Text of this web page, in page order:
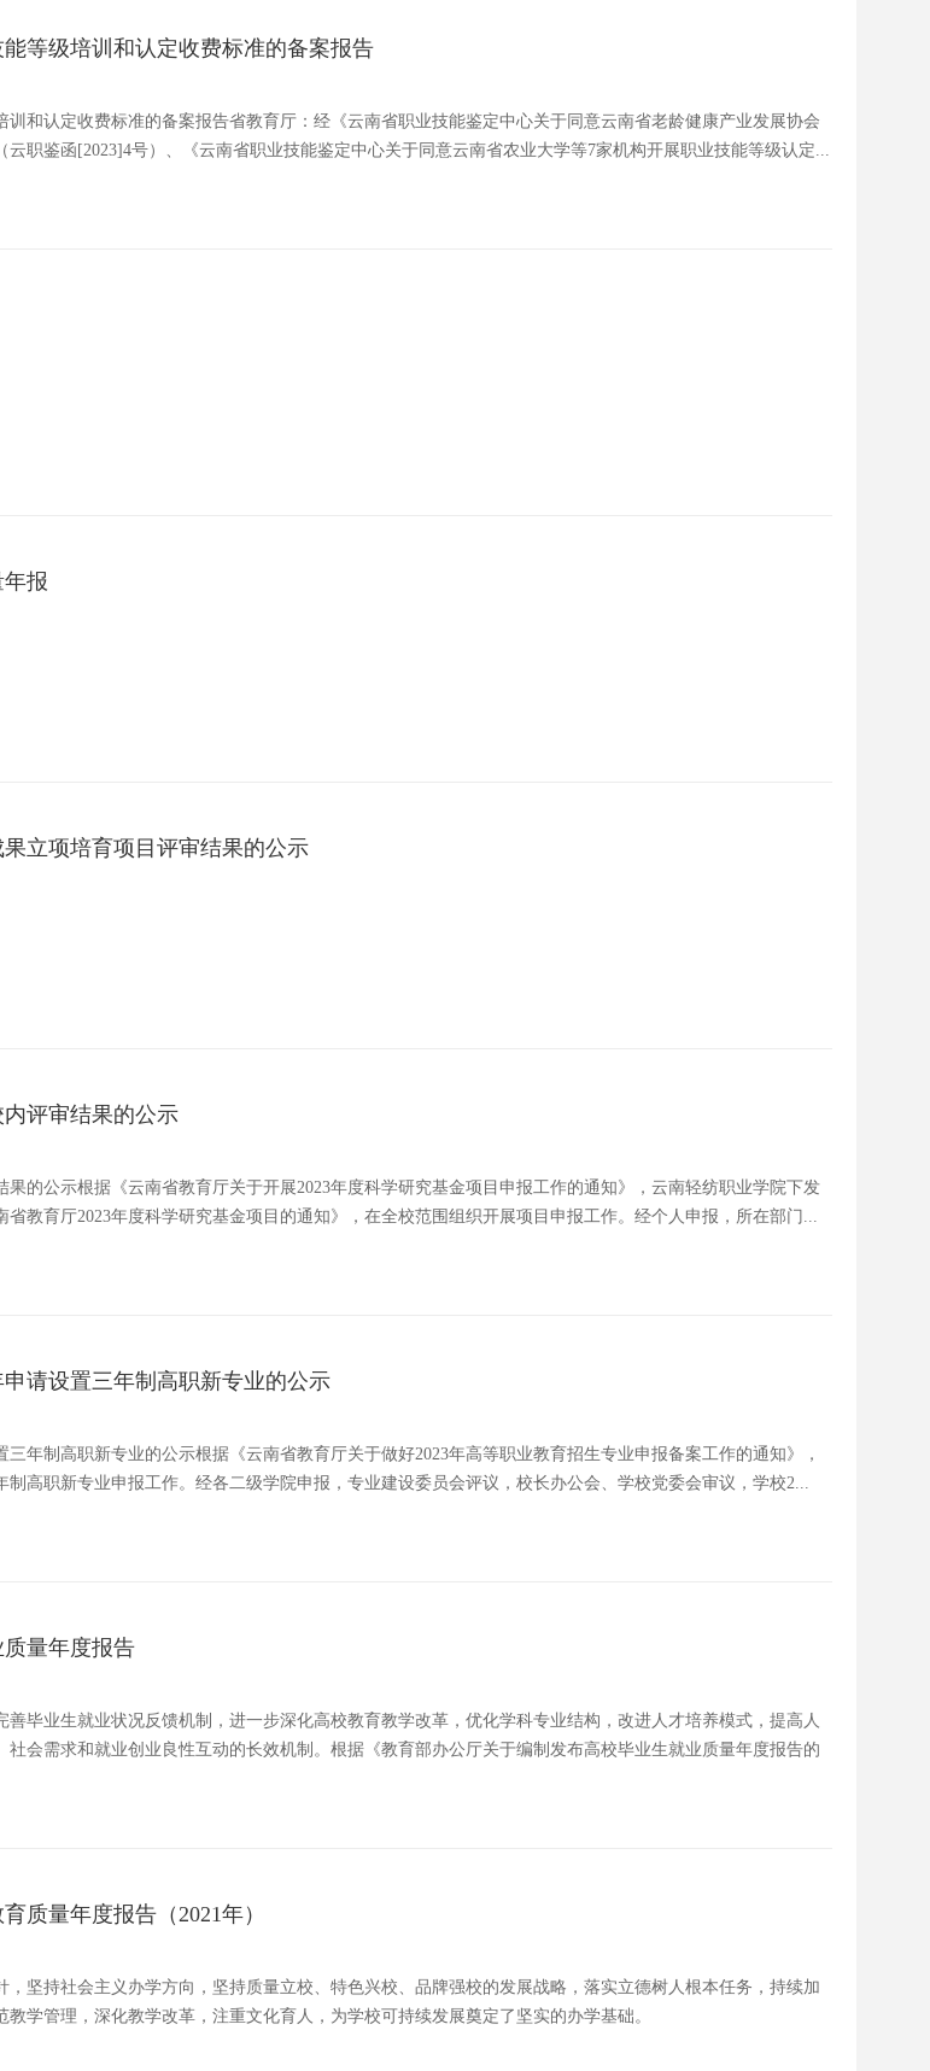
等级培训和认定收费标准的备案报告
和认定收费标准的备案报告省教育厅：经《云南省职业技能鉴定中心关于同意云南省老龄健康产业发展协会
云职鉴函[2023]4号）、《云南省职业技能鉴定中心关于同意云南省农业大学等7家机构开展职业技能等级认定...
报
立项培育项目评审结果的公示
评审结果的公示
果的公示根据《云南省教育厅关于开展2023年度科学研究基金项目申报工作的通知》，云南轻纺职业学院下发
省教育厅2023年度科学研究基金项目的通知》，在全校范围组织开展项目申报工作。经个人申报，所在部门...
请设置三年制高职新专业的公示
年制高职新专业的公示根据《云南省教育厅关于做好2023年高等职业教育招生专业申报备案工作的通知》，
制高职新专业申报工作。经各二级学院申报，专业建设委员会评议，校长办公会、学校党委会审议，学校2...
量年度报告
善毕业生就业状况反馈机制，进一步深化高校教育教学改革，优化学科专业结构，改进人才培养模式，提高人
会需求和就业创业良性互动的长效机制。根据《教育部办公厅关于编制发布高校毕业生就业质量年度报告的
质量年度报告（2021年）
坚持社会主义办学方向，坚持质量立校、特色兴校、品牌强校的发展战略，落实立德树人根本任务，持续加
学管理，深化教学改革，注重文化育人，为学校可持续发展奠定了坚实的办学基础。